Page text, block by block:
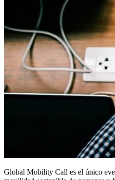
Global Mobility Call es el único